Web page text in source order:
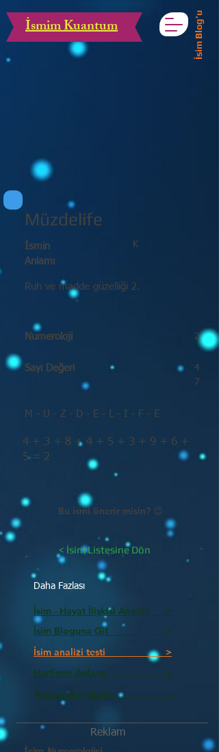
İsmim Kuantum İsim Blog'u
Müzdelife
K
İsmin
Anlamı
Ruh ve madde güzelliği 2.
Numeroloji
Sayı Değeri
2
4
7
M - U - Z - D - E - L - I - F - E
4 + 3 + 8 + 4 + 5 + 3 + 9 + 6 +
5 = 2
Bu ismi önerir misin? 😊
< İsim Listesine Dön
Daha Fazlası
İsim - Hayat İlişkisi Analizi >
İsim Bloguna Git >
İsim analizi testi >
Harflerin Anlamı >
Numeroloji Nedir_________ >
Reklam